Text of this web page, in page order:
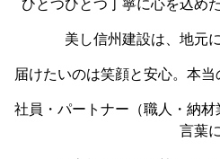
ひとつひとつ丁寧に心を込め
美し信州建設は、地元
届けたいのは笑顔と安心。本当
社員・パートナー（職人・納
言葉に